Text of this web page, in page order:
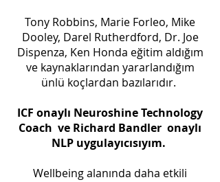
Tony Robbins, Marie Forleo, Mike
Dooley, Darel Rutherdford, Dr. Joe
Dispenza, Ken Honda eğitim aldığım
ve kaynaklarından yararlandığım
ünlü koçlardan bazılarıdır.
ICF onaylı Neuroshine Technology
Coach ve Richard Bandler onaylı
NLP uygulayıcısıyım.
Wellbeing alanında daha etkili